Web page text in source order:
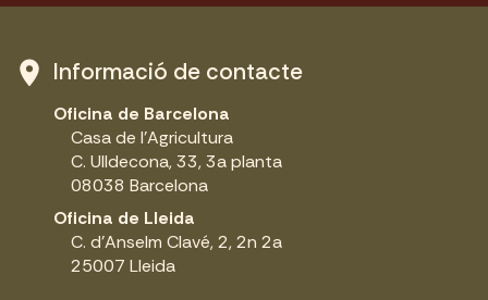
Informació de contacte
Oficina de Barcelona
Casa de l'Agricultura
C. Ulldecona, 33, 3a planta
08038 Barcelona
Oficina de Lleida
C. d'Anselm Clavé, 2, 2n 2a
25007 Lleida